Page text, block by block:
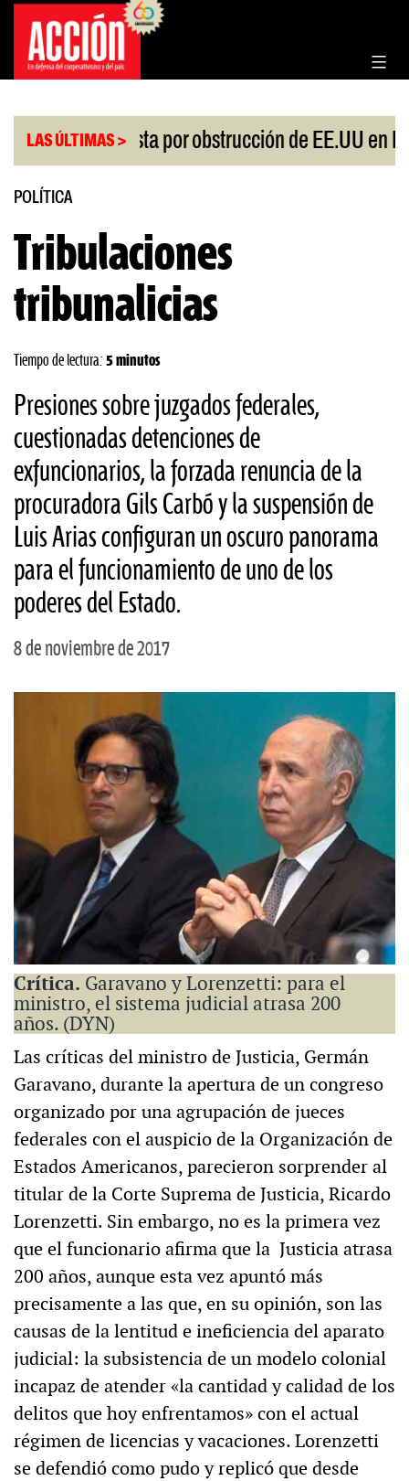
Saltar
contenido
LAS ÚLTIMAS >
protesta por obstrucción de EE.UU en Neuquén
POLÍTICA
Tribulaciones
tribunalicias
Tiempo de lectura: 5 minutos
Presiones sobre juzgados federales,
cuestionadas detenciones de
exfuncionarios, la forzada renuncia de la
procuradora Gils Carbó y la suspensión de
Luis Arias configuran un oscuro panorama
para el funcionamiento de uno de los
poderes del Estado.
8 de noviembre de 2017
Crítica. Garavano y Lorenzetti: para el
ministro, el sistema judicial atrasa 200
años. (DYN)
Las críticas del ministro de Justicia, Germán
Garavano, durante la apertura de un congreso
organizado por una agrupación de jueces
federales con el auspicio de la Organización de
Estados Americanos, parecieron sorprender al
titular de la Corte Suprema de Justicia, Ricardo
Lorenzetti. Sin embargo, no es la primera vez
que el funcionario afirma que la Justicia atrasa
200 años, aunque esta vez apuntó más
precisamente a las que, en su opinión, son las
causas de la lentitud e ineficiencia del aparato
judicial: la subsistencia de un modelo colonial
incapaz de atender «la cantidad y calidad de los
delitos que hoy enfrentamos» con el actual
régimen de licencias y vacaciones. Lorenzetti
se defendió como pudo y replicó que desde